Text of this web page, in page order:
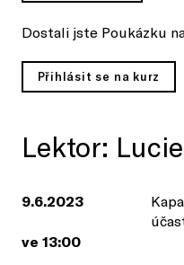
Dostali jste Poukázku
Přihlásit se na kurz
Lektor:
9.6.2023
ve 13:00